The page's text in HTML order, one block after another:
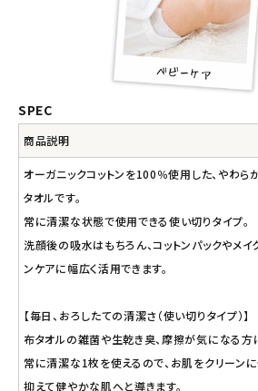
SPEC
商品説明
オーガニックコットンを100％使用した、やわら
タオルです。
常に清潔な状態で使用できる使い切りタイプ。
洗顔後の吸水はもちろん、コットンパックやメイ
ンケアに幅広く活用できます。
【毎日、おろしたての清潔さ（使い切りタイプ）】
布タオルの雑菌や生乾き臭、摩擦が気になる方
常に清潔な1枚を使えるので、お肌をクリーン
抑えて健やかな肌へと導きます。